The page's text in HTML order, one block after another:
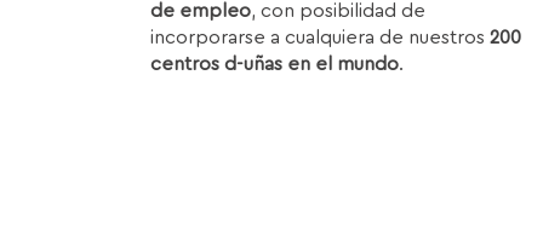
de empleo, con posibilidad de
incorporarse a cualquiera de nuestros200
centros d-uñas en el mundo.